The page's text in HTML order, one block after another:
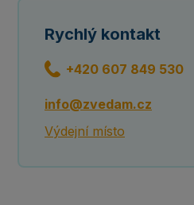
Rychlý kontakt
+420 607 849 530
info@zvedam.cz
Výdejní místo